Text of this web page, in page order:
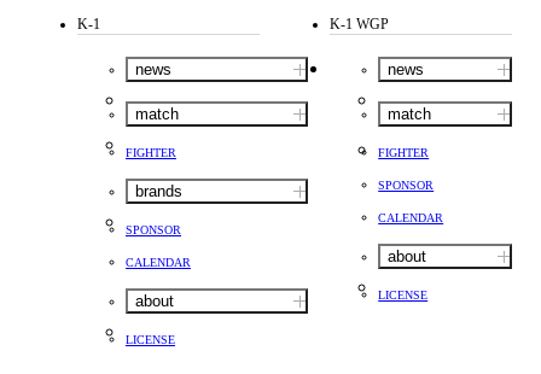
K-1
news
match
FIGHTER
brands
SPONSOR
CALENDAR
about
LICENSE
K-1 WGP
news
match
FIGHTER
SPONSOR
CALENDAR
about
LICENSE